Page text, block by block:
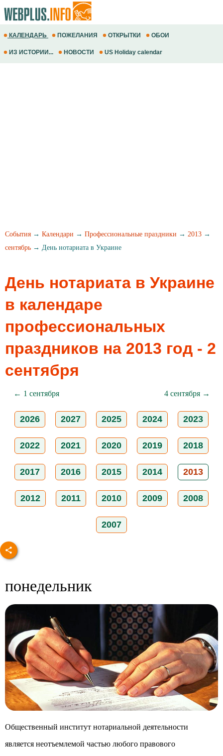
КАЛЕНДАРЬ ПОЖЕЛАНИЯ ОТКРЫТКИ ОБОИ
ИЗ ИСТОРИИ... НОВОСТИ US Holiday calendar
События → Календари → Профессиональные праздники → 2013 →
сентябрь → День нотариата в Украине
День нотариата в Украине
в календаре
профессиональных
праздников на 2013 год - 2
сентября
← 1 сентября 4 сентября →
2026 2027 2025 2024 2023
2022 2021 2020 2019 2018
2017 2016 2015 2014 2013
2012 2011 2010 2009 2008
2007
понедельник
Общественный институт нотариальной деятельности
является неотъемлемой частью любого правового